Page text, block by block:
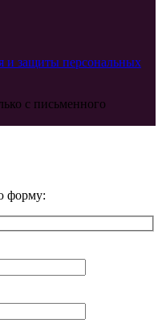
защиты персональных
с письменного
форму: